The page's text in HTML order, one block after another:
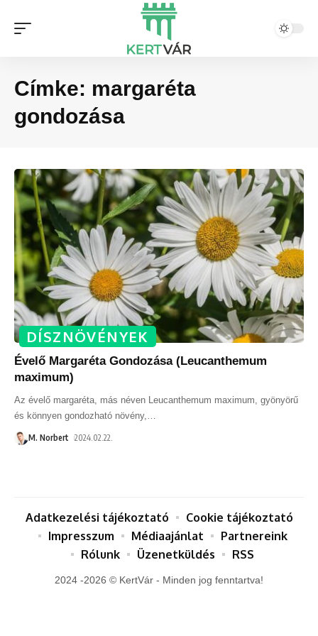
Címke: margaréta
gondozása
DÍSZNÖVÉNYEK
Évelő Margaréta Gondozása (Leucanthemum
maximum)
Az évelő margaréta, más néven Leucanthemum maximum, gyönyörű
és könnyen gondozható növény,
M. Norbert 2024.02.22.
2024 -2026 © KertVár - Minden jog fenntartva!
Adatkezelési tájékoztató
Cookie tájékoztató
Impresszum
Médiaajánlat
Partnereink
Rólunk
Üzenetküldés RSS